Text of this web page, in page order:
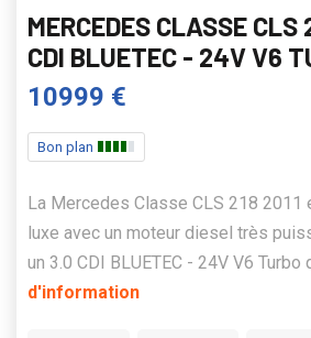
MERCEDES CLASSE
CDI BLUETEC - 24V V6
10999 €
Bon plan
La Mercedes Classe CLS 218 2011
luxe avec un moteur diesel très
un 3.0 CDI BLUETEC - 24V V6 Turbo
d'information